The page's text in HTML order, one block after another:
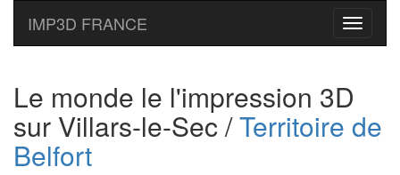
Toggle
IMP3D FRANCE
Le monde le l'impression 3D
sur Villars-le-Sec /Territoire de
Belfort